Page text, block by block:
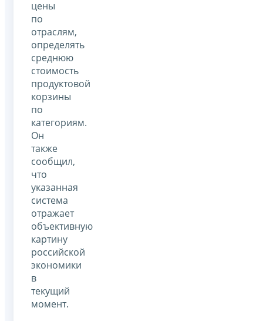
цены
по
отраслям,
определять
среднюю
стоимость
продуктовой
корзины
по
категориям.
Он
также
сообщил,
что
указанная
система
отражает
объективную
картину
российской
экономики
в
текущий
момент.